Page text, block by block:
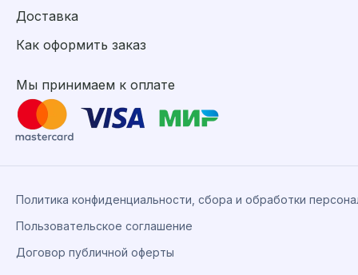
Доставка
Как оформить заказ
Мы принимаем к оплате
Политика конфиденциальности, сбора и обработки
Пользовательское соглашение
Договор публичной оферты